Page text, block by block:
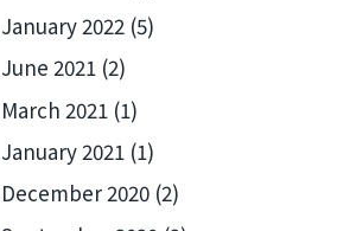
January 2022(5)
June 2021(2)
March 2021 (1)
January 2021 (1)
December 2020(2)